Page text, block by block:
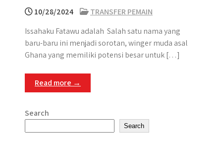
10/28/2024
TRANSFER PEMAIN
Issahaku Fatawu adalah Salah satu nama yang
baru-baru ini menjadi sorotan, winger muda asal
Ghana yang memiliki potensi besar untuk […]
Read more →
Search
Search